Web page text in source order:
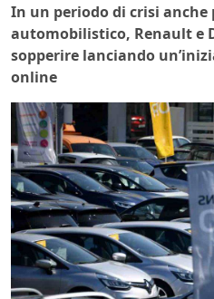
In un periodo di crisi anche
automobilistico, Renault e
sopperire lanciando
online